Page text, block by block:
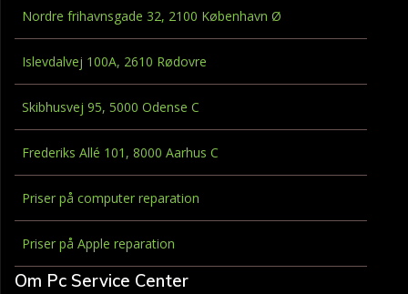
Nordre frihavnsgade 32, 2100 København Ø
Islevdalvej 100A, 2610 Rødovre
Skibhusvej 95, 5000 Odense C
Frederiks Allé 101, 8000 Aarhus C
Priser på computer reparation
Priser på Apple reparation
Om Pc Service Center